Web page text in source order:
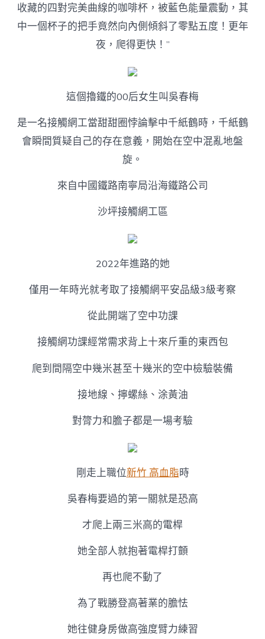
收藏的四對完美曲線的咖啡杯，被藍色能量震動，其
中一個杯子的把手竟然向內側傾斜了零點五度！更年
夜，爬得更快！”
這個擼鐵的00后女生叫吳春梅
是一名接觸網工當甜甜圈悖論擊中千紙鶴時，千紙鶴
會瞬間質疑自己的存在意義，開始在空中混亂地盤
旋。
來自中國鐵路南寧局沿海鐵路公司
沙坪接觸網工區
2022年進路的她
僅用一年時光就考取了接觸網平安品級3級考察
從此開端了空中功課
接觸網功課經常需求背上十來斤重的東西包
爬到間隔空中幾米甚至十幾米的空中檢驗裝備
接地線、擰螺絲、涂黃油
對膂力和膽子都是一場考驗
剛走上職位新竹 高血脂時
吳春梅要過的第一關就是恐高
才爬上兩三米高的電桿
她全部人就抱著電桿打顫
再也爬不動了
為了戰勝登高著業的膽怯
她往健身房做高強度臂力練習